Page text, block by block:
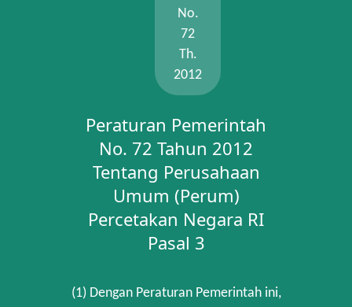
No.
72
Th.
2012
Peraturan Pemerintah
No. 72 Tahun 2012
Tentang Perusahaan
Umum (Perum)
Percetakan Negara RI
Pasal 3
(1) Dengan Peraturan Pemerintah ini,